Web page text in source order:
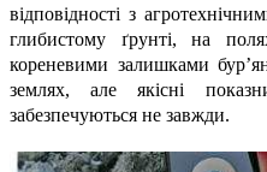
відповідності з
глибистому ґрунті, на
кореневими залишками
землях, але якісні
забезпечуються не завжди.